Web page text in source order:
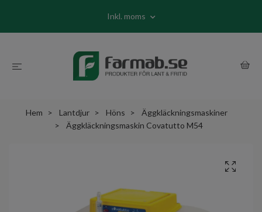
Inkl. moms
Hem Lantdjur Höns
Äggkläckningsmaskiner
Äggkläckningsmaskin Covatutto M54